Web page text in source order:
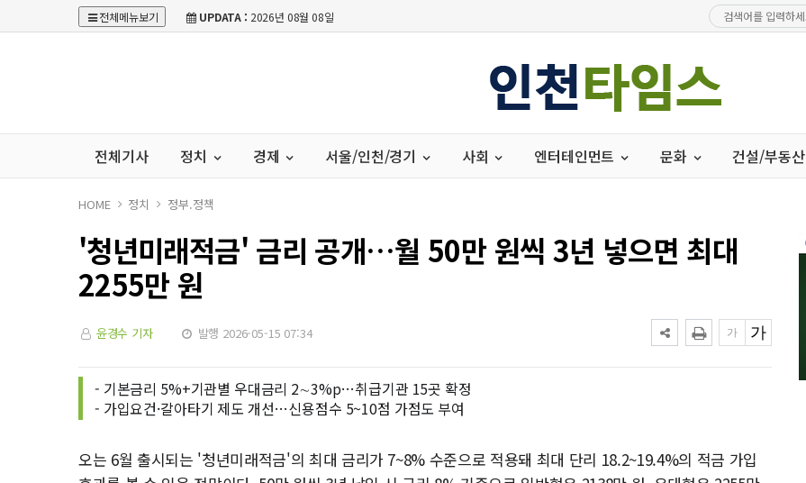
전체메뉴보기 UPDATA : 2026년 08월 08일
전체기사 정치 경제 서울/인천/경기 사회 엔터테인먼트 문화 건설/부동산
HOME 정치 정부.정책
'청년미래적금' 금리 공개…월 50만 원씩 3년 넣으면 최대
2255만 원
윤경수 기자 발행 2026-05-15 07:34
- 기본금리 5%+기관별 우대금리 2∼3%p…취급기관 15곳 확정
- 가입요건·갈아타기 제도 개선…신용점수 5~10점 가점도 부여
오는 6월 출시되는 '청년미래적금'의 최대 금리가 7~8% 수준으로 적용돼 최대 단리 18.2~19.4%의 적금 가입